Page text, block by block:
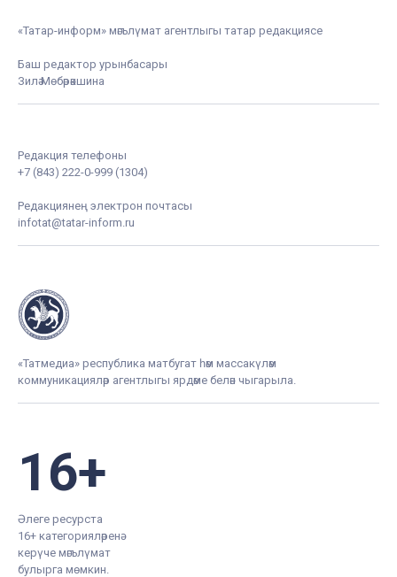
«Татар-информ» мәгълүмат агентлыгы татар редакциясе
Баш редактор урынбасары
Зилә Мөбәрәкшина
Редакция телефоны
+7 (843) 222-0-999 (1304)
Редакциянең электрон почтасы
infotat@tatar-inform.ru
«Татмедиа» республика матбугат һәм массакүләм
коммуникацияләр агентлыгы ярдәме белән чыгарыла.
16+
Әлеге ресурста
16+ категорияләренә
керүче мәгълүмат
булырга мөмкин.